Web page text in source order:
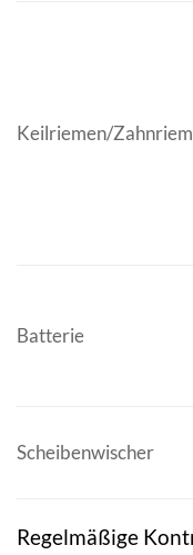
Keilriemen/
Batterie
Scheibenwischer
Regelmäßige